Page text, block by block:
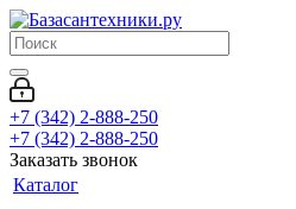
+7 (342) 2-888-250
+7 (342) 2-888-250
Заказать звонок
Каталог